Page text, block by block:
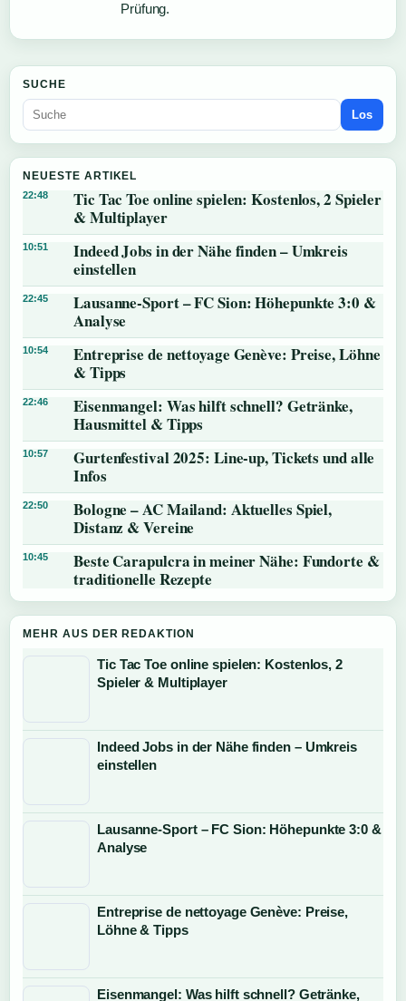
Prüfung.
SUCHE
Los
NEUESTE ARTIKEL
22:48
Tic Tac Toe online spielen: Kostenlos, 2 Spieler
& Multiplayer
10:51
Indeed Jobs in der Nähe finden – Umkreis
einstellen
22:45
Lausanne-Sport – FC Sion: Höhepunkte 3:0 &
Analyse
10:54
Entreprise de nettoyage Genève: Preise, Löhne
& Tipps
22:46
Eisenmangel: Was hilft schnell? Getränke,
Hausmittel & Tipps
10:57
Gurtenfestival 2025: Line-up, Tickets und alle
Infos
22:50
Bologne – AC Mailand: Aktuelles Spiel,
Distanz & Vereine
10:45
Beste Carapulcra in meiner Nähe: Fundorte &
traditionelle Rezepte
MEHR AUS DER REDAKTION
Tic Tac Toe online spielen: Kostenlos, 2
Spieler & Multiplayer
Indeed Jobs in der Nähe finden – Umkreis
einstellen
Lausanne-Sport – FC Sion: Höhepunkte 3:0 &
Analyse
Entreprise de nettoyage Genève: Preise,
Löhne & Tipps
Eisenmangel: Was hilft schnell? Getränke,